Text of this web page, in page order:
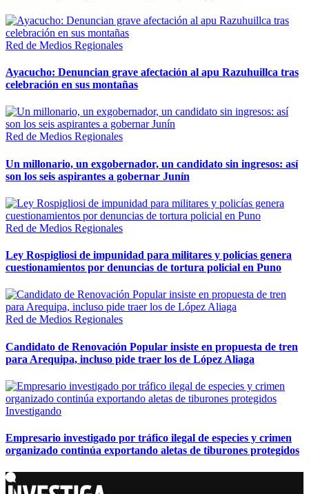
Red de Medios Regionales
Ayacucho: Denuncian grave afectación al apu Razuhuillca tras
celebración en sus montañas
Red de Medios Regionales
Un millonario, un exgobernador, un candidato sin ingresos: así
son los seis aspirantes a gobernar Junín
Red de Medios Regionales
Ley Rospigliosi de impunidad para militares y policías genera
cuestionamientos por denuncias de tortura policial en Puno
Red de Medios Regionales
Candidato de Renovación Popular insiste en propuesta de tren
para Arequipa, incluso pide traer los de López Aliaga
Investigando
Empresario investigado por tráfico ilegal de especies y crimen
organizado continúa exportando aletas de tiburones protegidos